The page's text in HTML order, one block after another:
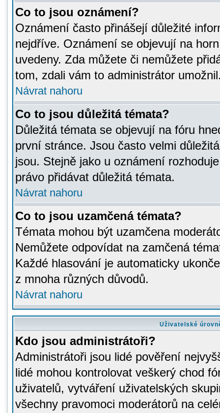
Co to jsou oznámení?
Oznámení často přinášejí důležité
nejdříve. Oznámení se objevují na
uvedeny. Zda můžete či nemůžete
tom, zdali vám to administrátor
Návrat nahoru
Co to jsou důležitá témata?
Důležitá témata se objevují na fóru
první stránce. Jsou často velmi
jsou. Stejně jako u oznámení
právo přidávat důležitá témata.
Návrat nahoru
Co to jsou uzamčená témata?
Témata mohou být uzamčena
Nemůžete odpovídat na zamčená
Každé hlasování je automaticky
z mnoha různých důvodů.
Návrat nahoru
Uživatelské
Kdo jsou administrátoři?
Administrátoři jsou lidé pověření
lidé mohou kontrolovat veškerý chod
uživatelů, vytváření uživatelských
všechny pravomoci moderátorů na